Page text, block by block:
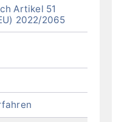
Artikel 51
2022/2065